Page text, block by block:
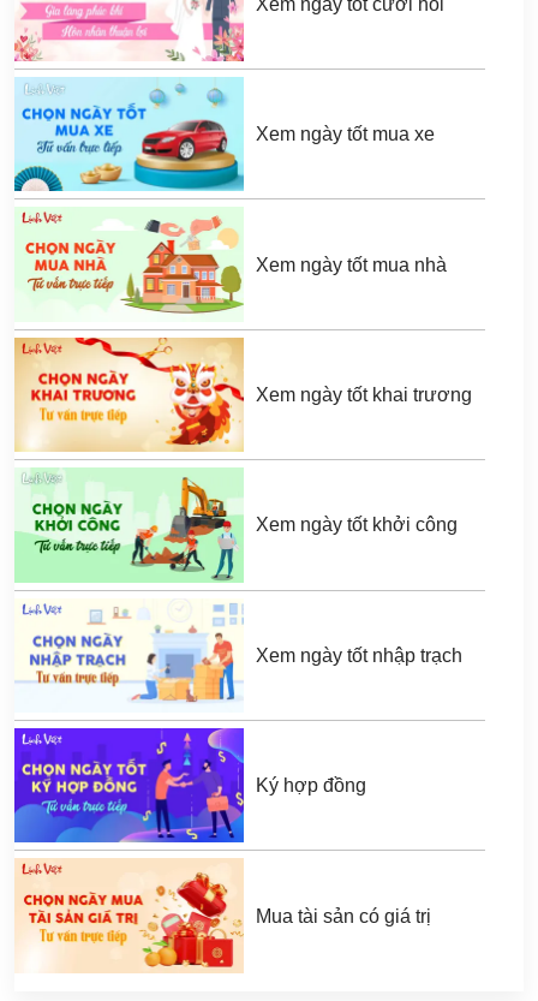
Xem ngày tốt mua xe
Xem ngày tốt mua nhà
Xem ngày tốt khai trương
Xem ngày tốt khởi công
Xem ngày tốt nhập trạch
Ký hợp đồng
Mua tài sản có giá trị